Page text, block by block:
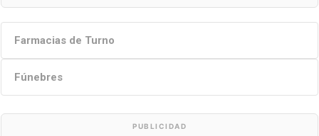
Farmacias de Turno
Fúnebres
PUBLICIDAD